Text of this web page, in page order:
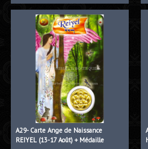
A29- Carte Ange de Naissance
REIYEL (13-17 Août) + Médaille